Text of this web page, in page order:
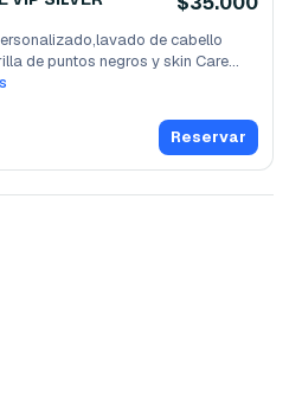
de cabello
de puntos negros y skin Care...
Reservar